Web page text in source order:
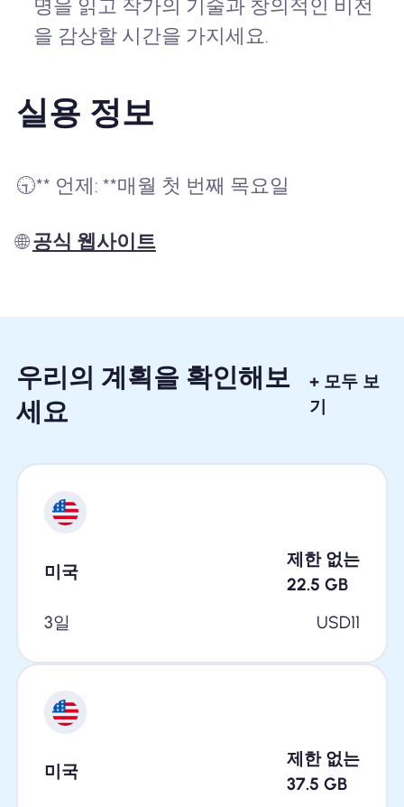
명을 읽고 작가의 기술과 창의적인 비전
을 감상할 시간을 가지세요.
실용 정보
🕤** 언제: **매월 첫 번째 목요일
🌐공식 웹사이트
우리의 계획을 확인해보
세요
+ 모두 보
기
미국
제한 없는
22.5 GB
3일
USD11
미국
제한 없는
37.5 GB